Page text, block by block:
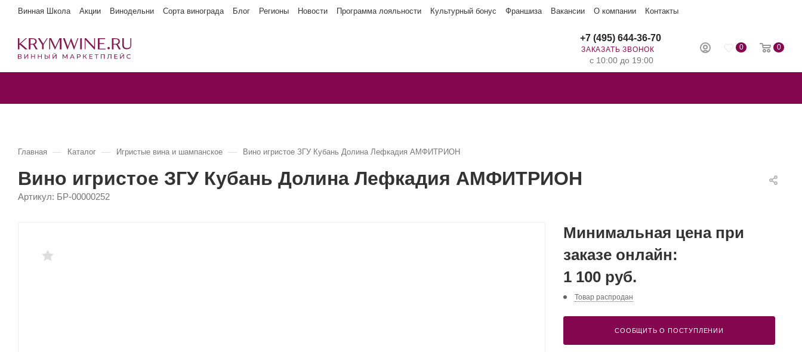
Винная Школа Акции Винодельни Сорта винограда Блог Регионы Новости Программа лояльности Культурный бонус Франшиза Вакансии О компании Контакты
0 0
+7 (495) 644-36-70
ЗАКАЗАТЬ ЗВОНОК
с 10:00 до 19:00
Главная — Каталог — Игристые вина и шампанское — Вино игристое ЗГУ Кубань Долина Лефкадия АМФИТРИОН
Вино игристое ЗГУ Кубань Долина Лефкадия АМФИТРИОН
Артикул: БР-00000252
Минимальная цена при
заказе онлайн:
1 100 руб.
Товар распродан
СООБЩИТЬ О ПОСТУПЛЕНИИ